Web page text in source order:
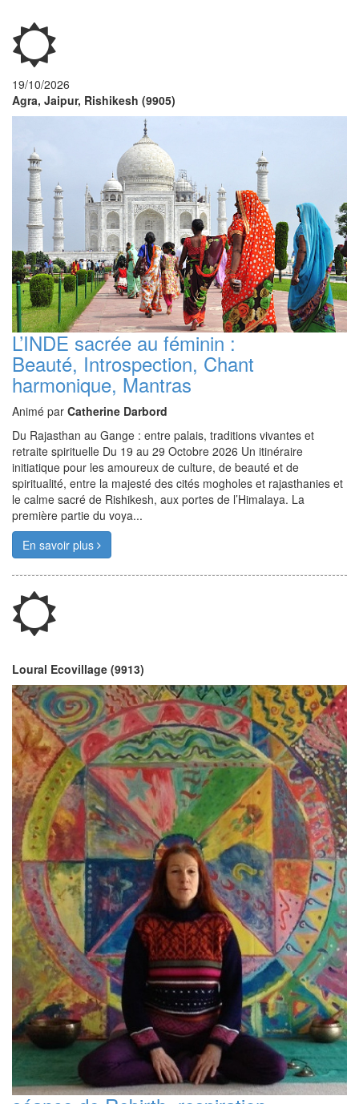
19/10/2026
Agra, Jaipur, Rishikesh (9905)
L’INDE sacrée au féminin :
Beauté, Introspection, Chant
harmonique, Mantras
Animé par Catherine Darbord
Du Rajasthan au Gange : entre palais, traditions vivantes et
retraite spirituelle Du 19 au 29 Octobre 2026 Un itinéraire
initiatique pour les amoureux de culture, de beauté et de
spiritualité, entre la majesté des cités mogholes et rajasthanies et
le calme sacré de Rishikesh, aux portes de l’Himalaya. La
première partie du voya...
En savoir plus
Loural Ecovillage (9913)